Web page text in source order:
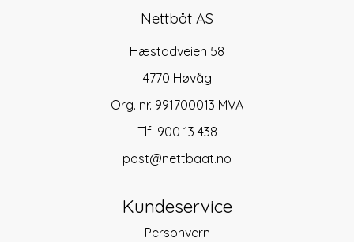
Nettbåt AS
Hæstadveien 58
4770 Høvåg
Org. nr. 991700013 MVA
Tlf: 900 13 438
post@nettbaat.no
Kundeservice
Personvern